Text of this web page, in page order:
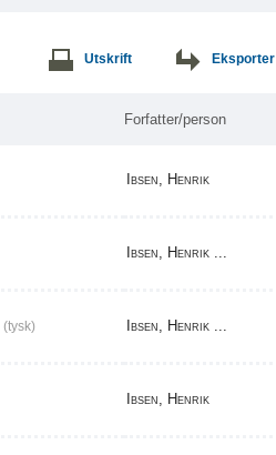
Utskrift Eksporter
Forfatter/person
Ibsen, Henrik
Ibsen, Henrik ...
(tysk) Ibsen, Henrik ...
Ibsen, Henrik